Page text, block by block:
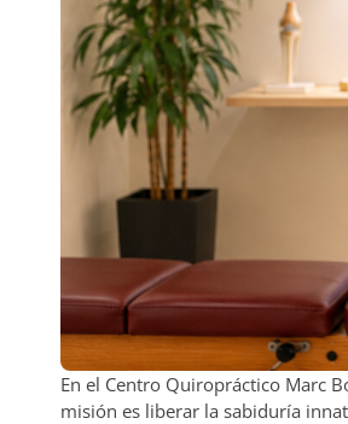
En el Centro Quiropráctico Marc
misión es liberar la sabiduría